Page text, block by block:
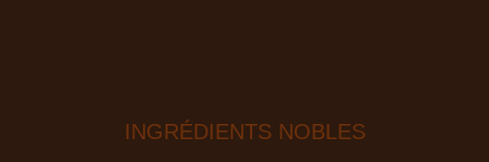
INGRÉDIENTS NOBLES